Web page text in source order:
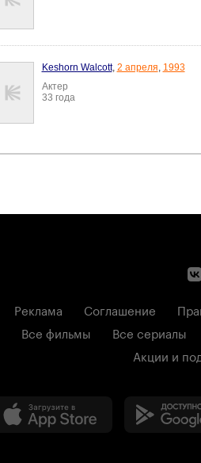
Keshorn Walcott, 2 апреля, 1993
Актер
33 года
Реклама Соглашение
Все фильмы
Все сериалы
Акции и